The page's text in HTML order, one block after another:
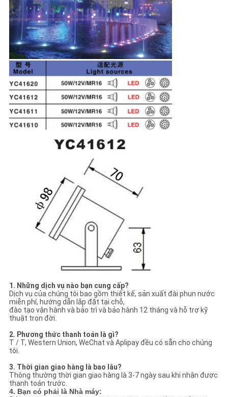
1. Những dịch vụ nào bạn cung cấp?
Dịch vụ của chúng tôi bao gồm thiết kế, sản xuất đài phun nước
miễn phí, hướng dẫn lắp đặt tại chỗ,
đào tạo vận hành và bảo trì và bảo hành 12 tháng và hỗ trợ kỹ
thuật trọn đời.
2. Phương thức thanh toán là gì?
T / T, Western Union, WeChat và Aplipay đều có sẵn cho chúng
tôi.
3. Thời gian giao hàng là bao lâu?
Thông thường thời gian giao hàng là 3-7 ngày sau khi nhận được
thanh toán trước.
4. Bạn có phải là Nhà máy: